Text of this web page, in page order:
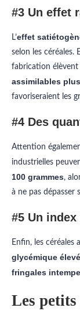
#3 Un effet
L’effet
selon les céréales.
fabrication élèvent
assimilables
favoriseraient les
#4 Des
Attention
industrielles
100 grammes,
à ne pas dépasser
#5 Un
Enfin, les
glycémique élevé
fringales
Les